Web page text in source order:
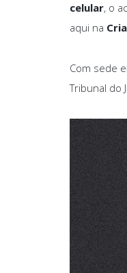
celular, o
aqui na
Com sede
Tribunal do